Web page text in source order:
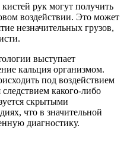
рук могут получить
воздействии. Это может
незначительных грузов,
выступает
кальция организмом.
под воздействием
какого-либо
скрытыми
что в значительной
диагностику.